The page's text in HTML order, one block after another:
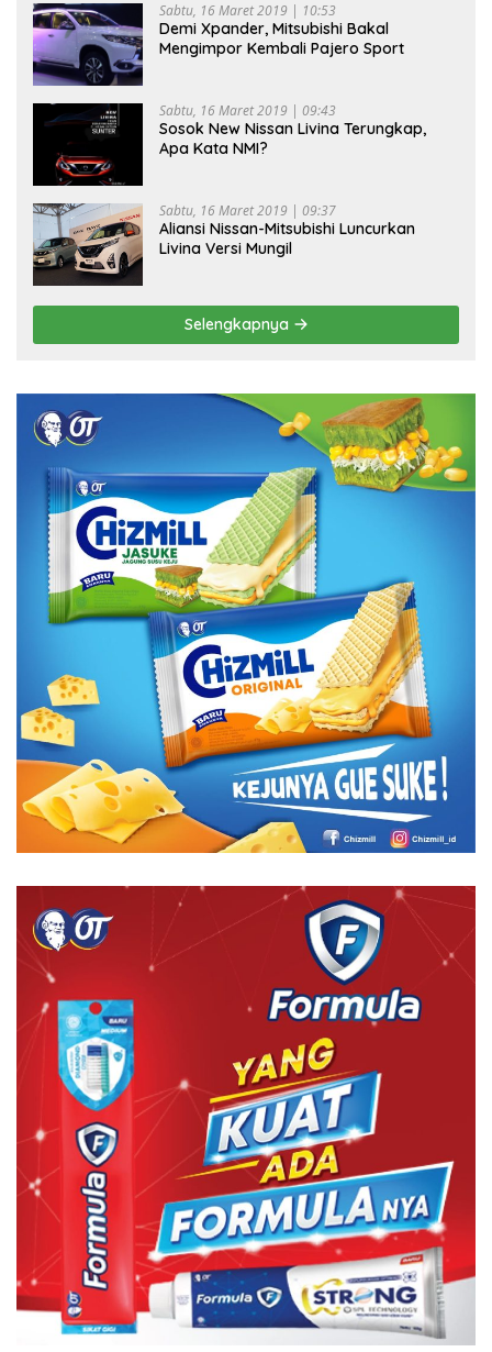
Sabtu, 16 Maret 2019 | 10:53
Demi Xpander, Mitsubishi Bakal
Mengimpor Kembali Pajero Sport
Sabtu, 16 Maret 2019 | 09:43
Sosok New Nissan Livina Terungkap,
Apa Kata NMI?
Sabtu, 16 Maret 2019 | 09:37
Aliansi Nissan-Mitsubishi Luncurkan
Livina Versi Mungil
Selengkapnya